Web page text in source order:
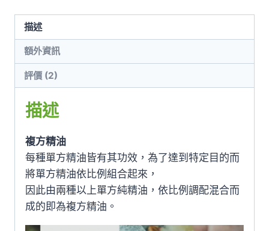
描述
額外資訊
評價 (2)
描述
複方精油
每種單方精油皆有其功效，為了達到特定目的而
將單方精油依比例組合起來，
因此由兩種以上單方純精油，依比例調配混合而
成的即為複方精油。